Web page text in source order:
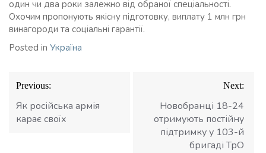
один чи два роки залежно від обраної спеціальності.
Охочим пропонують якісну підготовку, виплату 1 млн грн
винагороди та соціальні гарантії.
Posted in Україна
Навігація
записів
Previous:
Як російська армія
карає своїх
Next:
Новобранці 18-24
отримують постійну
підтримку у 103-й
бригаді ТрО